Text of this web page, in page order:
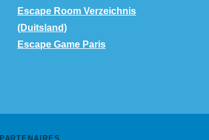
Escape Room Verzeichnis
(Duitsland)
Escape Game Paris